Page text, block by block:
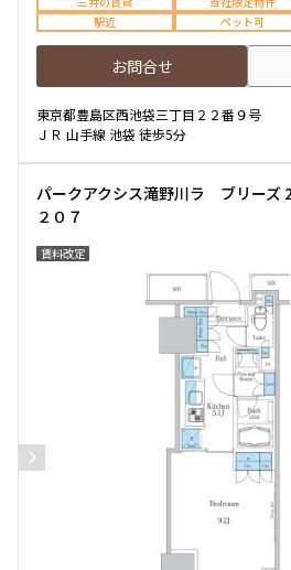
駅近
ペット可
お問合せ
東京都豊島区西池袋三丁目２２番９号
ＪＲ 山手線 池袋 徒歩5分
パークアクシス滝野川ラ ブリーズ
２０７
賃料改定